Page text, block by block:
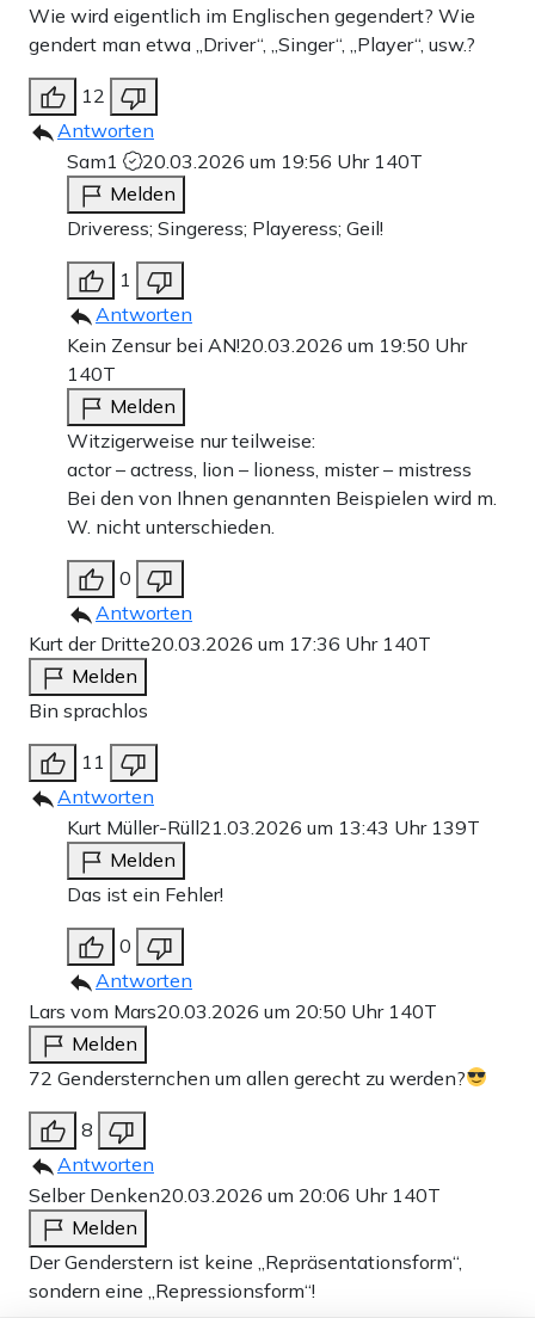
Wie wird eigentlich im Englischen gegendert? Wie
gendert man etwa „Driver“, „Singer“, „Player“, usw.?
12
Antworten
Sam1
20.03.2026 um 19:56 Uhr 140T
Melden
Driveress; Singeress; Playeress; Geil!
1
Antworten
Kein Zensur bei AN!20.03.2026 um 19:50 Uhr
140T
Melden
Witzigerweise nur teilweise:
actor – actress, lion – lioness, mister – mistress
Bei den von Ihnen genannten Beispielen wird m.
W. nicht unterschieden.
0
Antworten
Kurt der Dritte20.03.2026 um 17:36 Uhr 140T
Melden
Bin sprachlos
11
Antworten
Kurt Müller-Rüll21.03.2026 um 13:43 Uhr 139T
Melden
Das ist ein Fehler!
0
Antworten
Lars vom Mars20.03.2026 um 20:50 Uhr 140T
Melden
72 Gendersternchen um allen gerecht zu werden?
8
Antworten
Selber Denken20.03.2026 um 20:06 Uhr 140T
Melden
Der Genderstern ist keine „Repräsentationsform“,
sondern eine „Repressionsform“!